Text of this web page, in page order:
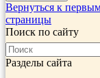
Вернуться к
страницы
Поиск по сайту
Разделы сайта